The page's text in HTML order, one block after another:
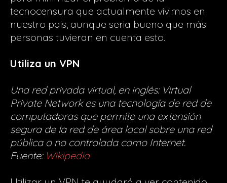
tecnocensura que actualmente vivimos en
nuestro pais, aunque seria bueno que más
personas tuvieran en cuenta esto.
Utiliza un VPN
Una red privada virtual, en inglés: Virtual
Private Network es una tecnología de red de
computadoras que permite una extensión
segura de la red de área local sobre una red
pública o no controlada como Internet.
Fuente: Wikipedia